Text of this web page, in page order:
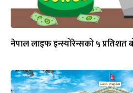
नेपाल लाइफ इन्स्योरेन्सको ५